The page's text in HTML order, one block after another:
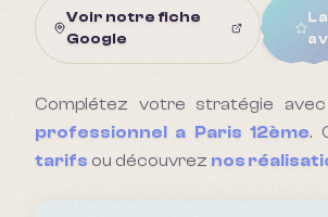
Voir notre fiche
Google
Complétez votre stratégie
professionnel a Paris 12ème.
tarifs ou découvrez nos